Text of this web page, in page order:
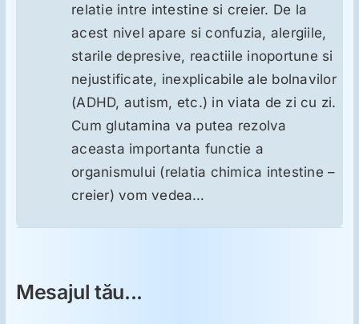
relatie intre intestine si creier. De la
acest nivel apare si confuzia, alergiile,
starile depresive, reactiile inoportune si
nejustificate, inexplicabile ale bolnavilor
(ADHD, autism, etc.) in viata de zi cu zi.
Cum glutamina va putea rezolva
aceasta importanta functie a
organismului (relatia chimica intestine –
creier) vom vedea…
Mesajul tău...